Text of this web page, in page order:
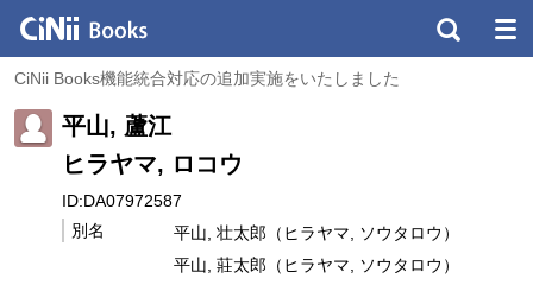
CiNii Books機能統合対応の追加実施をいたしました
平山, 蘆江
ヒラヤマ, ロコウ
ID:DA07972587
別名
平山, 壮太郎（ヒラヤマ, ソウタロウ）
平山, 莊太郎（ヒラヤマ, ソウタロウ）